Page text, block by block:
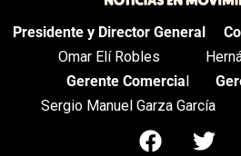
Presidente y Director General
Omar Elí Robles
Gerente Comercia
Sergio Manuel Garza García